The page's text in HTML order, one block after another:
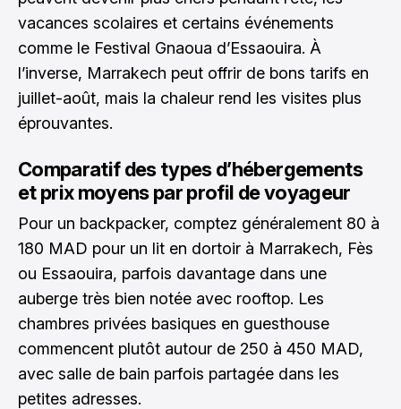
vacances scolaires et certains événements
comme le Festival Gnaoua d’Essaouira. À
l’inverse, Marrakech peut offrir de bons tarifs en
juillet-août, mais la chaleur rend les visites plus
éprouvantes.
Comparatif des types d’hébergements
et prix moyens par profil de voyageur
Pour un backpacker, comptez généralement 80 à
180 MAD pour un lit en dortoir à Marrakech, Fès
ou Essaouira, parfois davantage dans une
auberge très bien notée avec rooftop. Les
chambres privées basiques en guesthouse
commencent plutôt autour de 250 à 450 MAD,
avec salle de bain parfois partagée dans les
petites adresses.